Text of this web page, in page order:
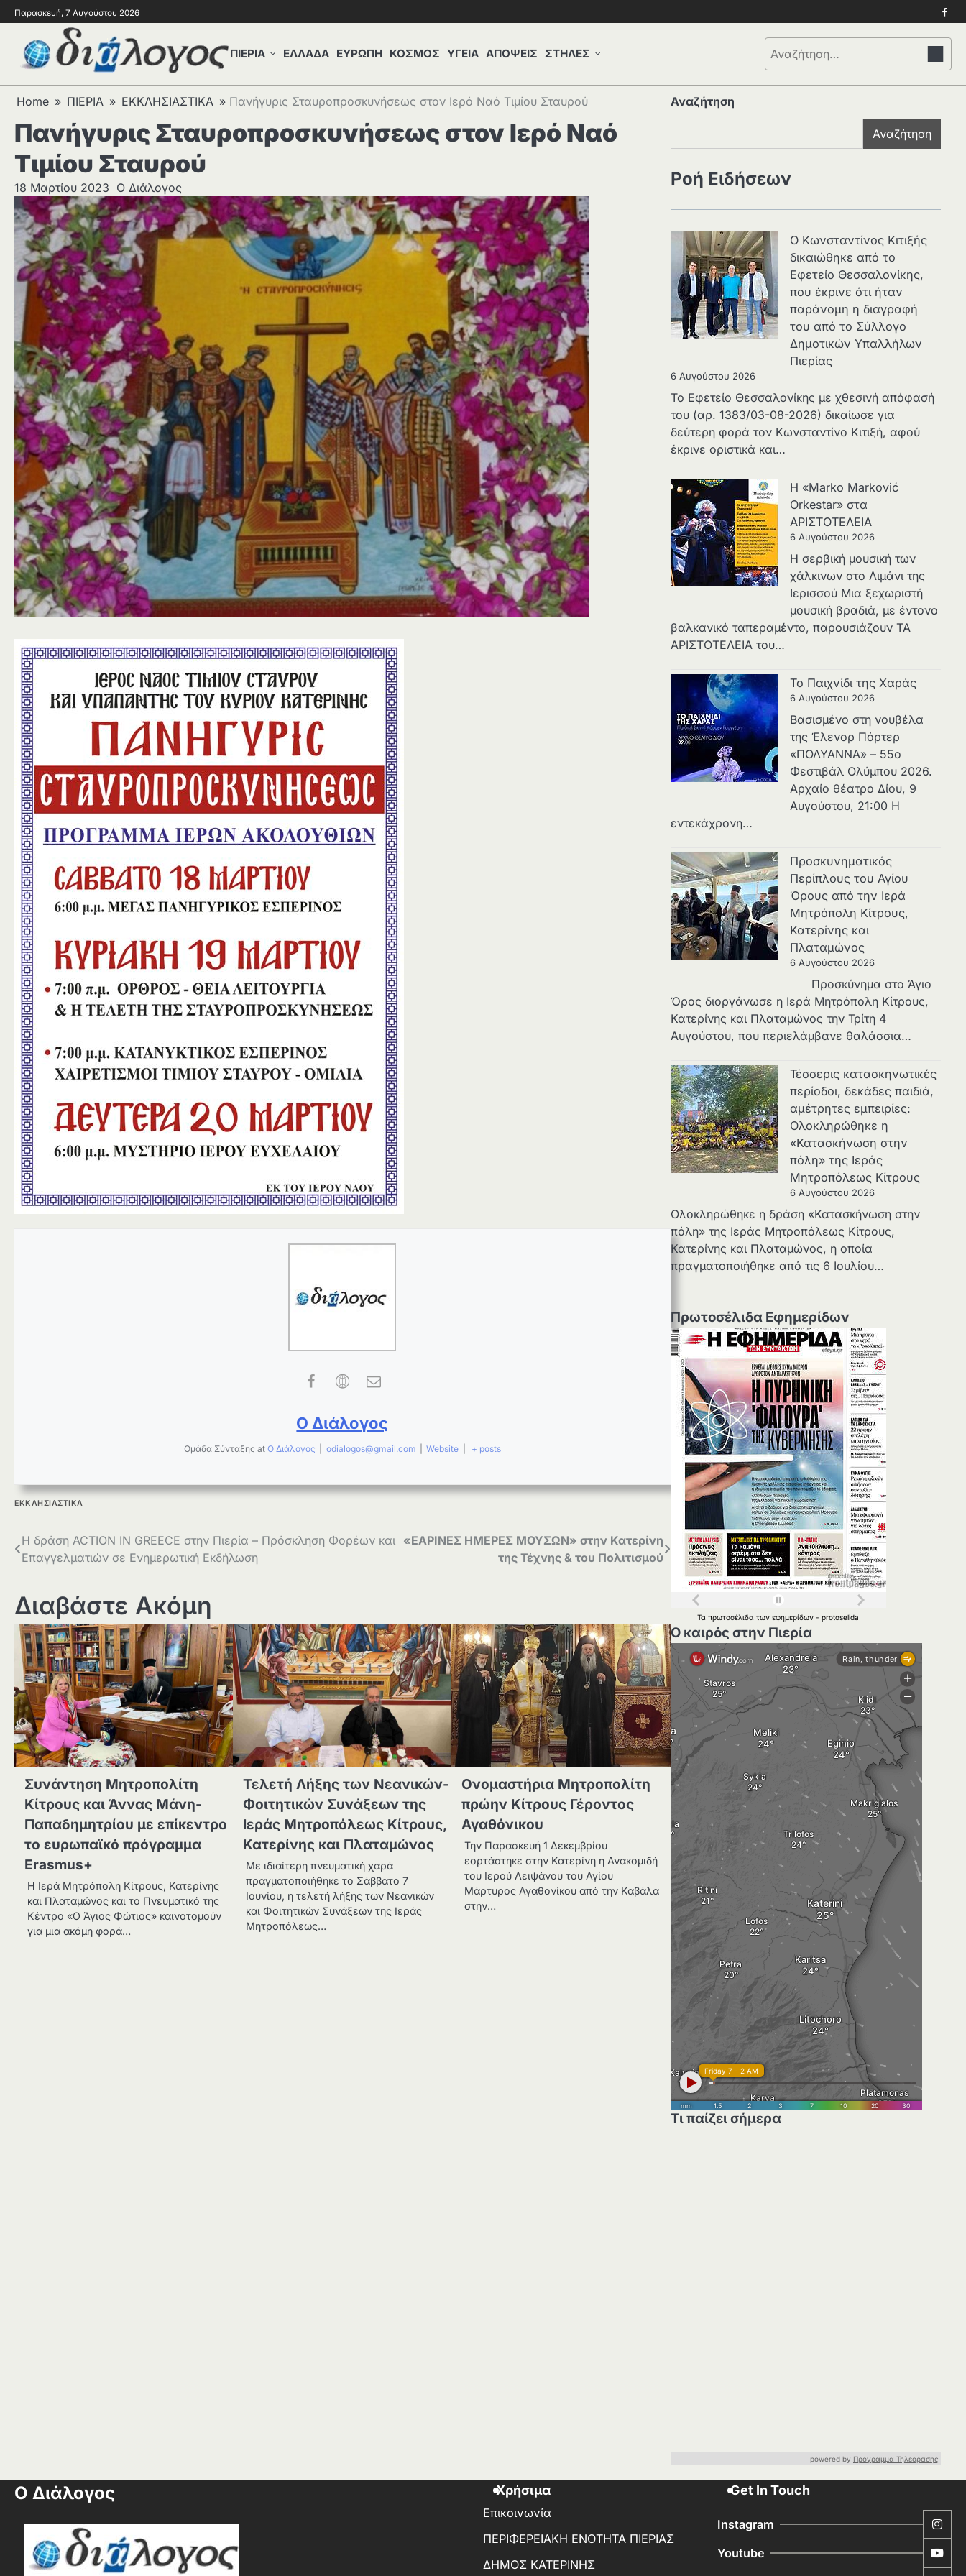
Παρασκευή, 7 Αυγούστου 2026
ΠΙΕΡΙΑ ΕΛΛΑΔΑ ΕΥΡΩΠΗ ΚΟΣΜΟΣ ΥΓΕΙΑ ΑΠΟΨΕΙΣ ΣΤΗΛΕΣ
Αναζήτηση
για:
Home ΠΙΕΡΙΑ ΕΚΚΛΗΣΙΑΣΤΙΚΑ Πανήγυρις Σταυροπροσκυνήσεως στον Ιερό Ναό Τιμίου Σταυρού
Πανήγυρις Σταυροπροσκυνήσεως στον Ιερό Ναό
Τιμίου Σταυρού
18 Μαρτίου 2023 Ο Διάλογος
Ο Διάλογος
Ομάδα Σύνταξης at Ο Διάλογος odialogos@gmail.com Website + posts
ΕΚΚΛΗΣΙΑΣΤΙΚΑ
Πλοήγηση
άρθρων
Η δράση ACTION IN GREECE στην Πιερία – Πρόσκληση Φορέων και
Επαγγελματιών σε Ενημερωτική Εκδήλωση
«ΕΑΡΙΝΕΣ ΗΜΕΡΕΣ ΜΟΥΣΩΝ» στην Κατερίνη
της Τέχνης & του Πολιτισμού
Διαβάστε Ακόμη
Συνάντηση Μητροπολίτη
Κίτρους και Άννας Μάνη-
Παπαδημητρίου με επίκεντρο
το ευρωπαϊκό πρόγραμμα
Erasmus+
Η Ιερά Μητρόπολη Κίτρους, Κατερίνης
και Πλαταμώνος και το Πνευματικό της
Κέντρο «Ο Άγιος Φώτιος» καινοτομούν
για μια ακόμη φορά…
Τελετή Λήξης των Νεανικών-
Φοιτητικών Συνάξεων της
Ιεράς Μητροπόλεως Κίτρους,
Κατερίνης και Πλαταμώνος
Με ιδιαίτερη πνευματική χαρά
πραγματοποιήθηκε το Σάββατο 7
Ιουνίου, η τελετή λήξης των Νεανικών
και Φοιτητικών Συνάξεων της Ιεράς
Μητροπόλεως…
Ονομαστήρια Μητροπολίτη
πρώην Κίτρους Γέροντος
Αγαθόνικου
Την Παρασκευή 1 Δεκεμβρίου
εορτάστηκε στην Κατερίνη η Ανακομιδή
του Ιερού Λειψάνου του Αγίου
Μάρτυρος Αγαθονίκου από την Καβάλα
στην…
Αναζήτηση
Αναζήτηση
Ροή Ειδήσεων
Ο Κωνσταντίνος Κιτιξής
δικαιώθηκε από το
Εφετείο Θεσσαλονίκης,
που έκρινε ότι ήταν
παράνομη η διαγραφή
του από το Σύλλογο
Δημοτικών Υπαλλήλων
Πιερίας
6 Αυγούστου 2026
Το Εφετείο Θεσσαλονίκης με χθεσινή απόφασή
του (αρ. 1383/03-08-2026) δικαίωσε για
δεύτερη φορά τον Κωνσταντίνο Κιτιξή, αφού
έκρινε οριστικά και…
Η «Marko Marković
Orkestar» στα
ΑΡΙΣΤΟΤΕΛΕΙΑ
6 Αυγούστου 2026
Η σερβική μουσική των
χάλκινων στο Λιμάνι της
Ιερισσού Μια ξεχωριστή
μουσική βραδιά, με έντονο
βαλκανικό ταπεραμέντο, παρουσιάζουν ΤΑ
ΑΡΙΣΤΟΤΕΛΕΙΑ του…
Το Παιχνίδι της Χαράς
6 Αυγούστου 2026
Βασισμένο στη νουβέλα
της Έλενορ Πόρτερ
«ΠΟΛΥΑΝΝΑ» – 55ο
Φεστιβάλ Ολύμπου 2026.
Αρχαίο θέατρο Δίου, 9
Αυγούστου, 21:00 Η
εντεκάχρονη…
Προσκυνηματικός
Περίπλους του Αγίου
Όρους από την Ιερά
Μητρόπολη Κίτρους,
Κατερίνης και
Πλαταμώνος
6 Αυγούστου 2026
Προσκύνημα στο Άγιο
Όρος διοργάνωσε η Ιερά Μητρόπολη Κίτρους,
Κατερίνης και Πλαταμώνος την Τρίτη 4
Αυγούστου, που περιελάμβανε θαλάσσια…
Τέσσερις κατασκηνωτικές
περίοδοι, δεκάδες παιδιά,
αμέτρητες εμπειρίες:
Ολοκληρώθηκε η
«Κατασκήνωση στην
πόλη» της Ιεράς
Μητροπόλεως Κίτρους
6 Αυγούστου 2026
Ολοκληρώθηκε η δράση «Κατασκήνωση στην
πόλη» της Ιεράς Μητροπόλεως Κίτρους,
Κατερίνης και Πλαταμώνος, η οποία
πραγματοποιήθηκε από τις 6 Ιουλίου…
Πρωτοσέλιδα Εφημερίδων
Ταπρωτοσέλιδατωνεφημερίδων-protoselida
Ο καιρός στην Πιερία
Τι παίζει σήμερα
powered by Προγραμμα Τηλεορασης
Ο Διάλογος Χρήσιμα
Επικοινωνία
ΠΕΡΙΦΕΡΕΙΑΚΗ ΕΝΟΤΗΤΑ ΠΙΕΡΙΑΣ
ΔΗΜΟΣ ΚΑΤΕΡΙΝΗΣ
Get In Touch
Instagram
Youtube